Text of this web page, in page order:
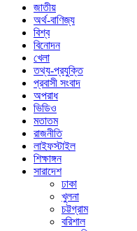
জাতীয়
অর্থ-বাণিজ্য
বিশ্ব
বিনোদন
খেলা
তথ্য-প্রযুক্তি
প্রবাসী সংবাদ
অপরাধ
ভিডিও
মতাতম
রাজনীতি
লাইফস্টাইল
শিক্ষাঙ্গন
সারাদেশ
ঢাকা
খুলনা
চট্টগ্রাম
বরিশাল